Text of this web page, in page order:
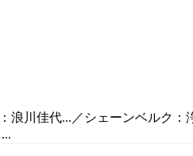
川佳代...／シェーンベルク